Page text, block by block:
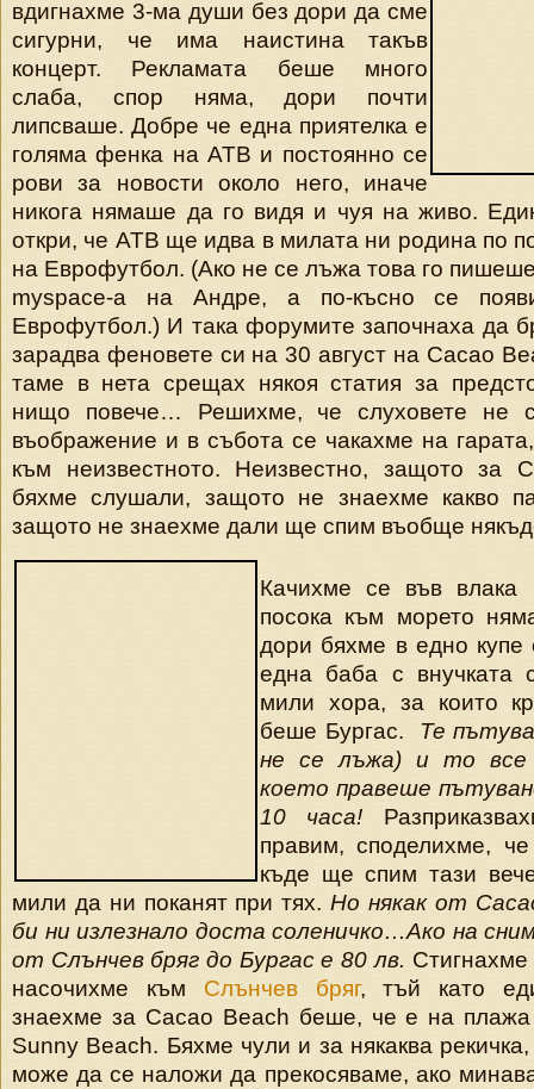
вдигнахме 3-ма души без дори да сме
сигурни, че има наистина такъв
концерт. Рекламата беше много
слаба, спор няма, дори почти
липсваше. Добре че една приятелка е
голяма фенка на ATB и постоянно се
рови за новости около него, иначе
никога нямаше да го видя и чуя на живо.
откри, че ATB ще идва в милата ни родина по
на Еврофутбол. (Ако не се лъжа това го
myspace-а на Андре, а по-късно се
Еврофутбол.) И така форумите започнаха да
зарадва феновете си на 30 август на Cacao
таме в нета срещах някоя статия за
нищо повече… Решихме, че слуховете не
въображение и в събота се чакахме на
към неизвестното. Неизвестно, защото за
бяхме слушали, защото не знаехме какво
защото не знаехме дали ще спим въобще
Качихме се във
посока към морето
дори бяхме в едно
една баба с внучката
мили хора, за които
беше Бургас. Те
не се лъжа) и то все
което правеше
10 часа!
правим, споделихме,
къде ще спим тази
мили да ни поканят при тях. Но някак от
би ни излезнало доста соленичко…Ако на
от Слънчев бряг до Бургас е 80 лв. Стигнахме
насочихме към Слънчев бряг, тъй като
знаехме за Cacao Beach беше, че е на
Sunny Beach. Бяхме чули и за някаква
може да се наложи да прекосяваме, ако